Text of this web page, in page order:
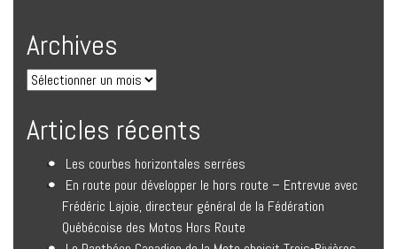
Archives
Articles récents
Les courbes horizontales serrées
En route pour développer le hors route – Entrevue avec
Frédéric Lajoie, directeur général de la Fédération
Québécoise des Motos Hors Route